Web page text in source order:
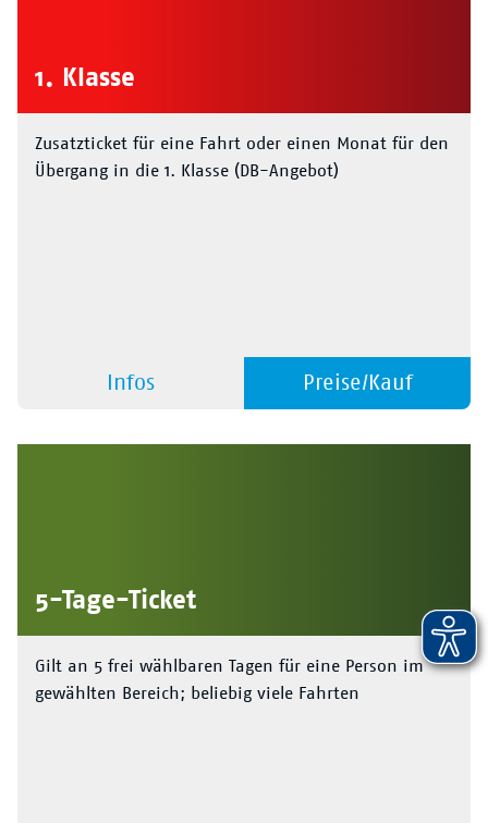
1. Klasse
Zusatzticket für eine Fahrt oder einen Monat für den
Übergang in die 1. Klasse (DB-Angebot)
Infos Preise/Kauf
5-Tage-Ticket
Gilt an 5 frei wählbaren Tagen für eine Person im
gewählten Bereich; beliebig viele Fahrten